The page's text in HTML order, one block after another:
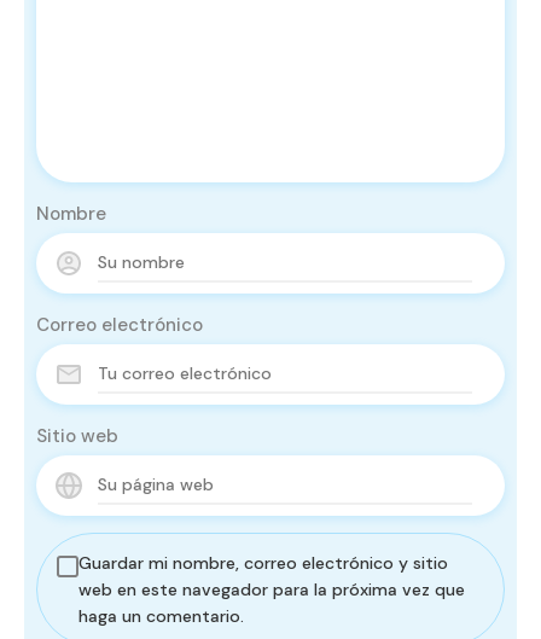
Nombre
Correo electrónico
Sitio web
Guardar mi nombre, correo electrónico y sitio
web en este navegador para la próxima vez que
haga un comentario.